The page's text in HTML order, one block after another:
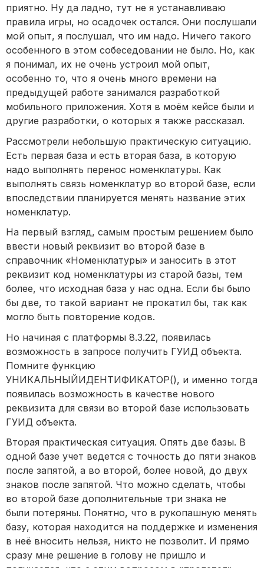
приятно. Ну да ладно, тут не я устанавливаю
правила игры, но осадочек остался. Они послушали
мой опыт, я послушал, что им надо. Ничего такого
особенного в этом собеседовании не было. Но, как
я понимал, их не очень устроил мой опыт,
особенно то, что я очень много времени на
предыдущей работе занимался разработкой
мобильного приложения. Хотя в моём кейсе были и
другие разработки, о которых я также рассказал.
Рассмотрели небольшую практическую ситуацию.
Есть первая база и есть вторая база, в которую
надо выполнять перенос номенклатуры. Как
выполнять связь номенклатур во второй базе, если
впоследствии планируется менять название этих
номенклатур.
На первый взгляд, самым простым решением было
ввести новый реквизит во второй базе в
справочник «Номенклатуры» и заносить в этот
реквизит код номенклатуры из старой базы, тем
более, что исходная база у нас одна. Если бы было
бы две, то такой вариант не прокатил бы, так как
могло быть повторение кодов.
Но начиная с платформы 8.3.22, появилась
возможность в запросе получить ГУИД объекта.
Помните функцию
УНИКАЛЬНЫЙИДЕНТИФИКАТОР(), и именно тогда
появилась возможность в качестве нового
реквизита для связи во второй базе использовать
ГУИД объекта.
Вторая практическая ситуация. Опять две базы. В
одной базе учет ведется с точность до пяти знаков
после запятой, а во второй, более новой, до двух
знаков после запятой. Что можно сделать, чтобы
во второй базе дополнительные три знака не
были потеряны. Понятно, что в рукопашную менять
базу, которая находится на поддержке и изменения
в неё вносить нельзя, никто не позволит. И прямо
сразу мне решение в голову не пришло и